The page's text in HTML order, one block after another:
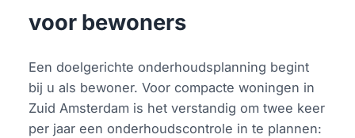
voor bewoners
Een doelgerichte onderhoudsplanning begint
bij u als bewoner. Voor compacte woningen in
Zuid Amsterdam is het verstandig om twee keer
per jaar een onderhoudscontrole in te plannen: